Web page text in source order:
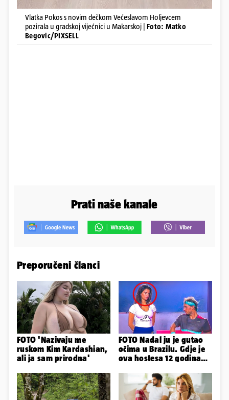
Vlatka Pokos s novim dečkom Većeslavom Holjevcem
pozirala u gradskoj vijećnici u Makarskoj | Foto: Matko
Begovic/PIXSELL
Prati naše kanale
Preporučeni članci
FOTO 'Nazivaju me
ruskom Kim Kardashian,
ali ja sam prirodna'
FOTO Nadal ju je gutao
očima u Brazilu. Gdje je
ova hostesa 12 godina